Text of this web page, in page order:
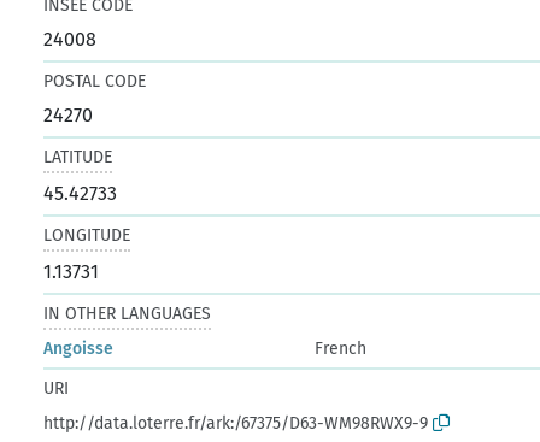
INSEE CODE
24008
POSTAL CODE
24270
LATITUDE
45.42733
LONGITUDE
1.13731
IN OTHER LANGUAGES
Angoisse
French
URI
http://data.loterre.fr/ark:/67375/D63-WM98RWX9-9